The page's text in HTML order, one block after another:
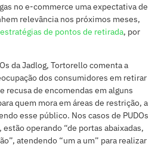
no e-commerce uma expectativa de
relevância nos próximos meses,
estratégias de pontos de retirada, por
da Jadlog, Tortorello comenta a
dos consumidores em retirar
recusa de encomendas em alguns
quem mora em áreas de restrição, a
esse público. Nos casos de PUDOs
operando “de portas abaixadas,
atendendo “um a um” para realizar